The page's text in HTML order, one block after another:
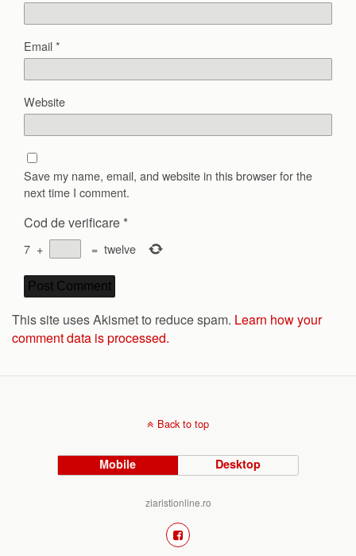
Email*
Website
Save my name, email, and website in this browser for the
next time I comment.
Cod de verificare *
7 + = twelve
This site uses Akismet to reduce spam. Learn how your
comment data is processed.
Back to top
Mobile Desktop
ziaristionline.ro